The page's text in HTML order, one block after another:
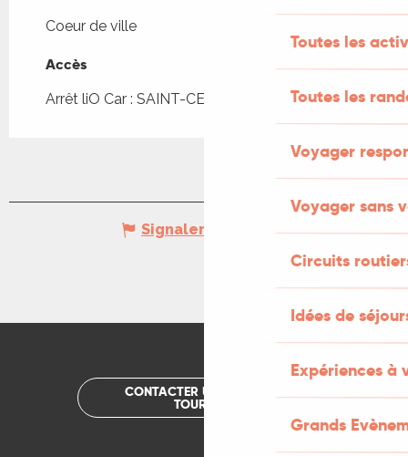
Toutes les
Toutes les
Voyager
Voyager sans
Circuits
Idées de
Expériences à
Grands
Coeur de ville
Accès
Accès
Arrêt liO Car : SAINT-CERE - Bourg à 370m
Signaler une erreur
CONTACTER UN OFFICE DE
TOURISME